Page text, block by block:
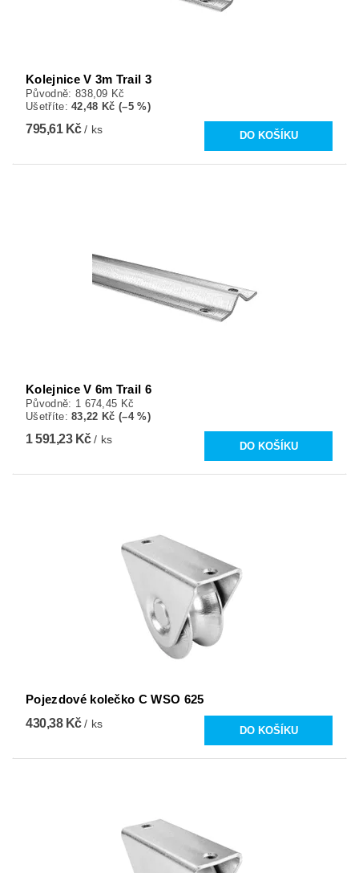
Kolejnice V 3m Trail 3
Původně: 838,09 Kč
Ušetříte:42,48 Kč (–5 %)
795,61 Kč/ ks
Kolejnice V 6m Trail 6
Původně: 1 674,45 Kč
Ušetříte:83,22 Kč (–4 %)
1 591,23 Kč/ ks
Pojezdové kolečko C WSO 625
430,38 Kč/ ks